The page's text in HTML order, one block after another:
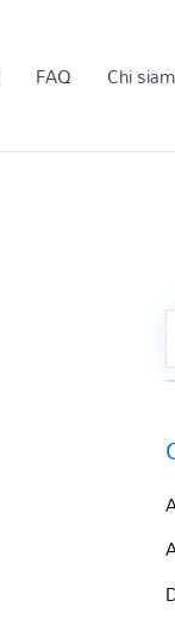
FAQ Chi